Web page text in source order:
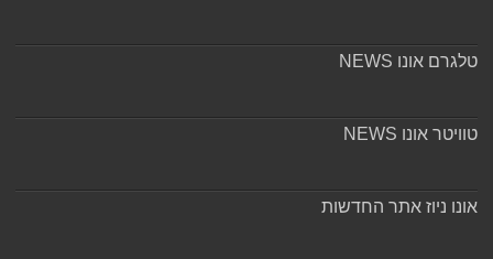
טלגרם אונו NEWS
טוויטר אונו NEWS
אונו ניוז אתר החדשות